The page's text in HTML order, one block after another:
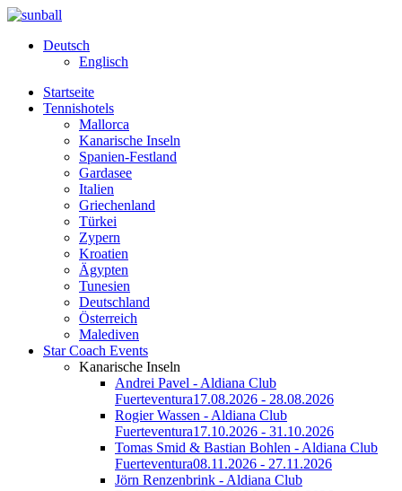
Deutsch
Englisch
Startseite
Tennishotels
Mallorca
Kanarische Inseln
Spanien-Festland
Gardasee
Italien
Griechenland
Türkei
Zypern
Kroatien
Ägypten
Tunesien
Deutschland
Österreich
Malediven
Star Coach Events
Kanarische Inseln
Andrei Pavel - Aldiana Club
Fuerteventura17.08.2026 - 28.08.2026
Rogier Wassen - Aldiana Club
Fuerteventura17.10.2026 - 31.10.2026
Tomas Smid & Bastian Bohlen - Aldiana Club
Fuerteventura08.11.2026 - 27.11.2026
Jörn Renzenbrink - Aldiana Club